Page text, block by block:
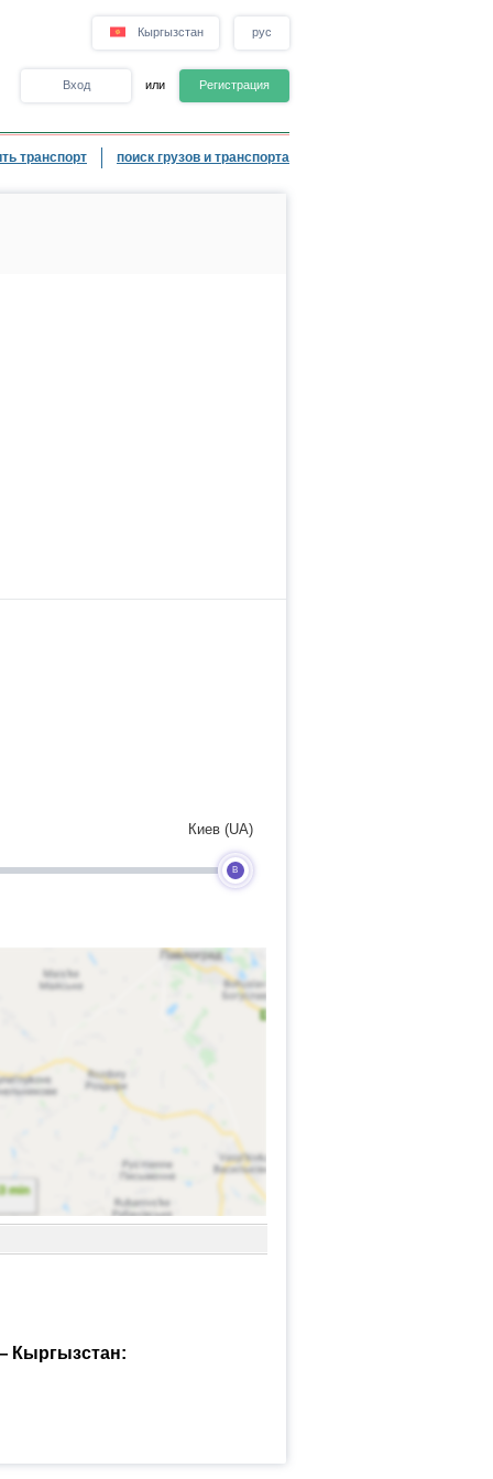
Кыргызстан рус
Вход или Регистрация
транспорт поиск грузов и транспорта
B
Киев (UA)
Кыргызстан: